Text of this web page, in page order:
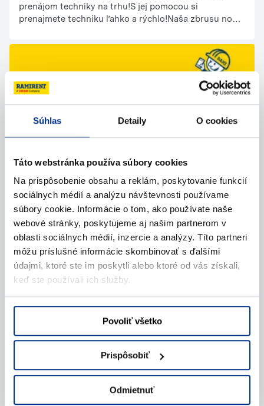
Súhlas Detaily O cookies
Táto webstránka používa súbory cookies
Na prispôsobenie obsahu a reklám, poskytovanie funkcií
sociálnych médií a analýzu návštevnosti používame
súbory cookie. Informácie o tom, ako používate naše
webové stránky, poskytujeme aj našim partnerom v
oblasti sociálnych médií, inzercie a analýzy. Títo partneri
môžu príslušné informácie skombinovať s ďalšími
údajmi, ktoré ste im poskytli alebo ktoré od vás získali,
keď ste používali ich služby.
Povoliť všetko
Prispôsobiť
Odmietnuť
prenájom techniky na trhu!S jej pomocou si
prenajmete techniku ľahko a rýchlo!Naša zbrusu nová
objednávky z vašich domovov 24/7;online sledovanie
dostupnosti techniky;zľavy po zaregistrovaní do
aplikácie;informácie, manuály o technike všetko na
jednom mieste.Neváhajte a objednávajte si techniku
výhodne a pohodlne, čo najskôr.Vyskúšajte ju priamo
tu https://ramionline.ramirent.sk/Ako bonus získate
zľavu 25% na prvú objednávku malej mechanizácie.tím
Máme opäť otvorené pobočky!
Vážení zákazníci,v súvislosti s nariadením vlády
prosíme o dodržiavanie nasledujúcich hygienických
opatreniach:vstup a pobyt vo vonkajších aj
vnútorných priestoroch prevádzky bude umožnený
len osobám s prekrytými hornými dýchacími cestami
(v interiéry s použitím respirátora). pri vchode do
prevádzky si musia vstupujúce osoby aplikovať
dezinfekciu na ruky alebo použiť jednorazové
rukavice.počet zákazníkov v jednom okamihu nesmie
prekročiť koncentráciu jeden zákazník na 15 m²
predajnej plochyChránime Vás, Vašich blízkych aj
našich zamestnancov.Vyzkúšajte našu novú aplikáciu
RamiOnline. Techniku si prenajmite ľahko, rýchlo a z
https://ramionline.ramirent.sk/Ďakujeme, že nám to
pomáhate zvládnuť.Team RAMIRENT
Získali sme ocenenie Great Place To Work®